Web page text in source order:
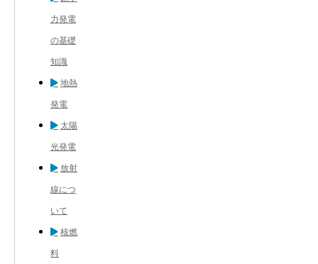
力発電
の基礎
知識
地熱
発電
太陽
光発電
放射
線につ
いて
核燃
料